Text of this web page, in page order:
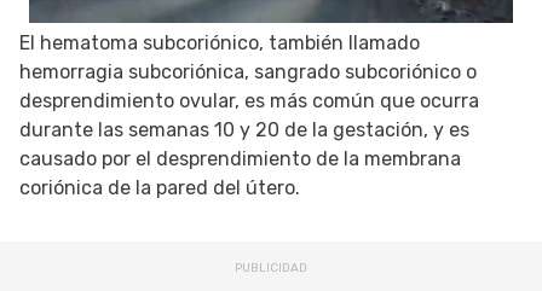
El hematoma subcoriónico, también llamado
hemorragia subcoriónica, sangrado subcoriónico o
desprendimiento ovular, es más común que ocurra
durante las semanas 10 y 20 de la gestación, y es
causado por el desprendimiento de la membrana
coriónica de la pared del útero.